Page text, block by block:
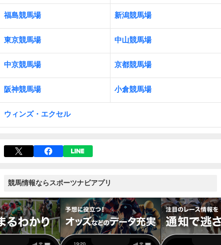
福島競馬場 新潟競馬場
東京競馬場 中山競馬場
中京競馬場 京都競馬場
阪神競馬場 小倉競馬場
ウィンズ・エクセル
競馬情報ならスポーツナビアプリ